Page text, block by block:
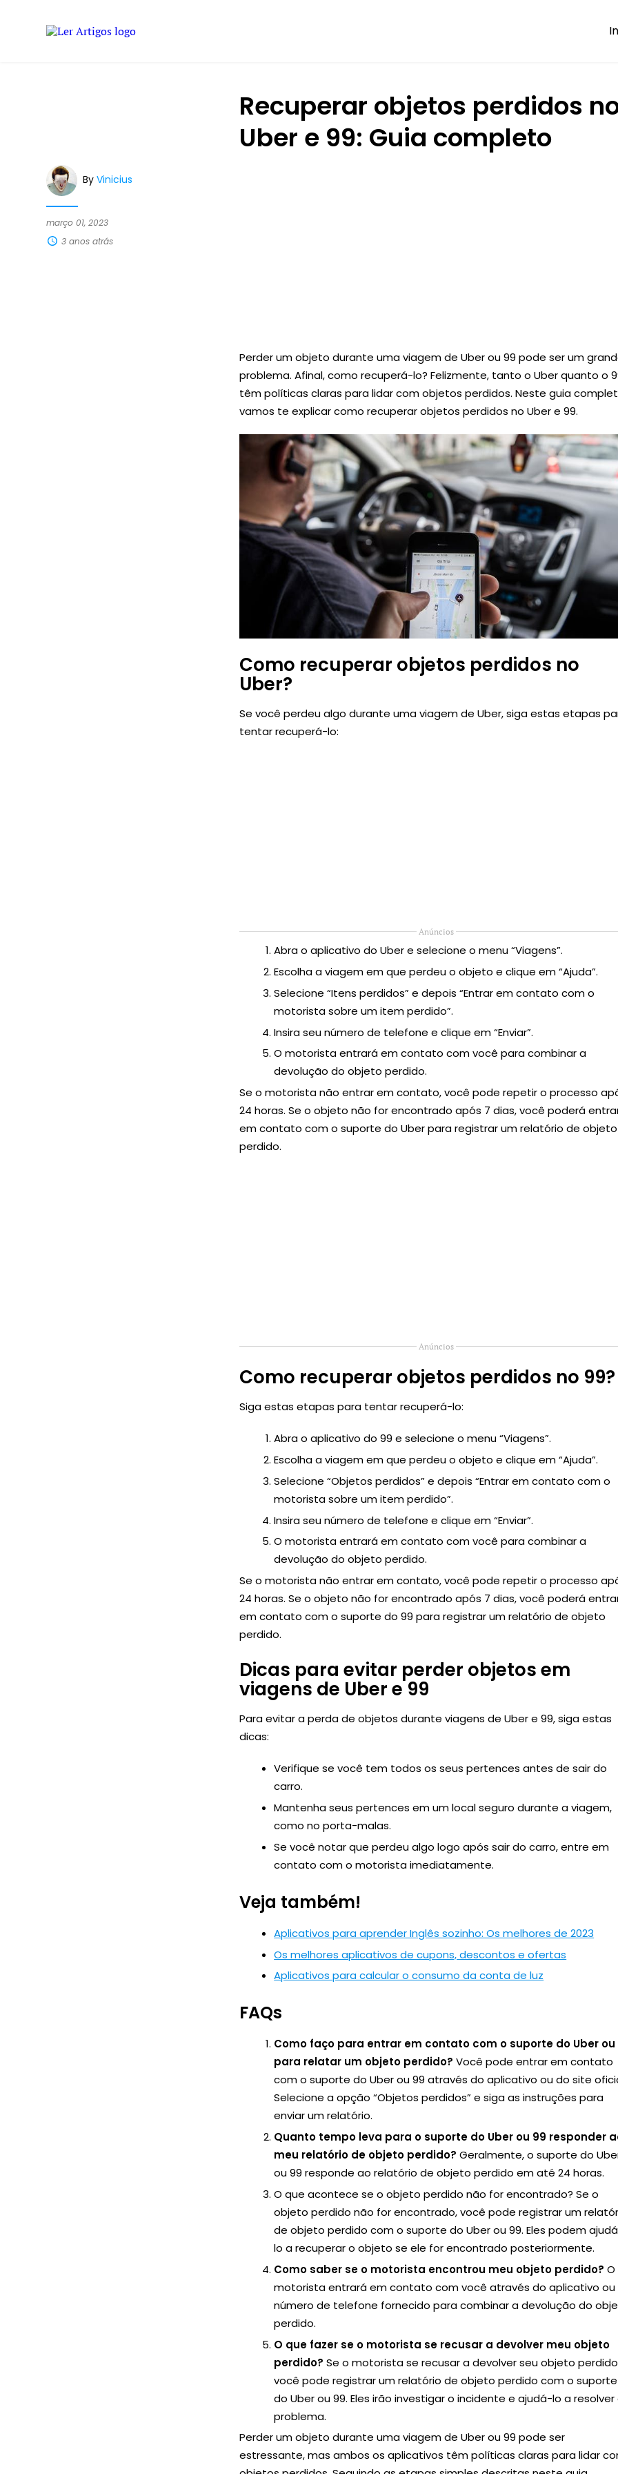
Recuperar objetos perdidos
Uber e 99: Guia completo
março 01, 2023
3 anos atrás
ByVinicius
Perder um objeto durante uma viagem de Uber ou 99 pode ser um
problema. Afinal, como recuperá-lo? Felizmente, tanto o Uber quanto o
têm políticas claras para lidar com objetos perdidos. Neste guia
vamos te explicar como recuperar objetos perdidos no Uber e 99.
Como recuperar objetos perdidos no
Uber?
Se você perdeu algo durante uma viagem de Uber, siga estas etapas
tentar recuperá-lo:
Anúncios
Abra o aplicativo do Uber e selecione o menu “Viagens”.
Escolha a viagem em que perdeu o objeto e clique em “Ajuda”.
Selecione “Itens perdidos” e depois “Entrar em contato com o
motorista sobre um item perdido”.
Insira seu número de telefone e clique em “Enviar”.
O motorista entrará em contato com você para combinar a
devolução do objeto perdido.
Se o motorista não entrar em contato, você pode repetir o processo
24 horas. Se o objeto não for encontrado após 7 dias, você poderá
em contato com o suporte do Uber para registrar um relatório de objeto
perdido.
Anúncios
Como recuperar objetos perdidos no 99?
Siga estas etapas para tentar recuperá-lo:
Abra o aplicativo do 99 e selecione o menu “Viagens”.
Escolha a viagem em que perdeu o objeto e clique em “Ajuda”.
Selecione “Objetos perdidos” e depois “Entrar em contato com o
motorista sobre um item perdido”.
Insira seu número de telefone e clique em “Enviar”.
O motorista entrará em contato com você para combinar a
devolução do objeto perdido.
Se o motorista não entrar em contato, você pode repetir o processo
24 horas. Se o objeto não for encontrado após 7 dias, você poderá
em contato com o suporte do 99 para registrar um relatório de objeto
perdido.
Dicas para evitar perder objetos em
viagens de Uber e 99
Para evitar a perda de objetos durante viagens de Uber e 99, siga estas
dicas:
Verifique se você tem todos os seus pertences antes de sair do
carro.
Mantenha seus pertences em um local seguro durante a viagem,
como no porta-malas.
Se você notar que perdeu algo logo após sair do carro, entre em
contato com o motorista imediatamente.
Veja também!
Aplicativos para aprender Inglês sozinho: Os melhores de 2023
Os melhores aplicativos de cupons, descontos e ofertas
Aplicativos para calcular o consumo da conta de luz
FAQs
Como faço para entrar em contato com o suporte do Uber ou
para relatar um objeto perdido?Você pode entrar em contato
com o suporte do Uber ou 99 através do aplicativo ou do site
Selecione a opção “Objetos perdidos” e siga as instruções para
enviar um relatório.
Quanto tempo leva para o suporte do Uber ou 99 responder
meu relatório de objeto perdido? Geralmente, o suporte do
ou 99 responde ao relatório de objeto perdido em até 24 horas.
O que acontece se o objeto perdido não for encontrado? Se o
objeto perdido não for encontrado, você pode registrar um
de objeto perdido com o suporte do Uber ou 99. Eles podem
lo a recuperar o objeto se ele for encontrado posteriormente.
Como saber se o motorista encontrou meu objeto perdido? O
motorista entrará em contato com você através do aplicativo ou
número de telefone fornecido para combinar a devolução do
perdido.
O que fazer se o motorista se recusar a devolver meu objeto
perdido? Se o motorista se recusar a devolver seu objeto
você pode registrar um relatório de objeto perdido com o suporte
do Uber ou 99. Eles irão investigar o incidente e ajudá-lo a resolver
problema.
Perder um objeto durante uma viagem de Uber ou 99 pode ser
estressante, mas ambos os aplicativos têm políticas claras para lidar